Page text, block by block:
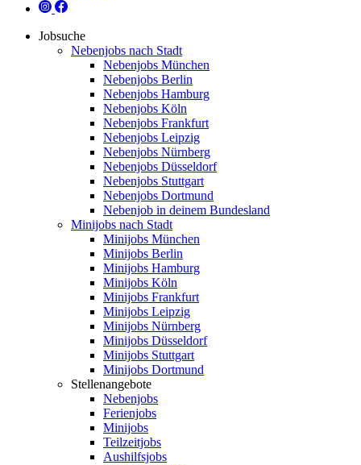
Jobsuche
Nebenjobs nach Stadt
Nebenjobs München
Nebenjobs Berlin
Nebenjobs Hamburg
Nebenjobs Köln
Nebenjobs Frankfurt
Nebenjobs Leipzig
Nebenjobs Nürnberg
Nebenjobs Düsseldorf
Nebenjobs Stuttgart
Nebenjobs Dortmund
Nebenjob in deinem Bundesland
Minijobs nach Stadt
Minijobs München
Minijobs Berlin
Minijobs Hamburg
Minijobs Köln
Minijobs Frankfurt
Minijobs Leipzig
Minijobs Nürnberg
Minijobs Düsseldorf
Minijobs Stuttgart
Minijobs Dortmund
Stellenangebote
Nebenjobs
Ferienjobs
Minijobs
Teilzeitjobs
Aushilfsjobs